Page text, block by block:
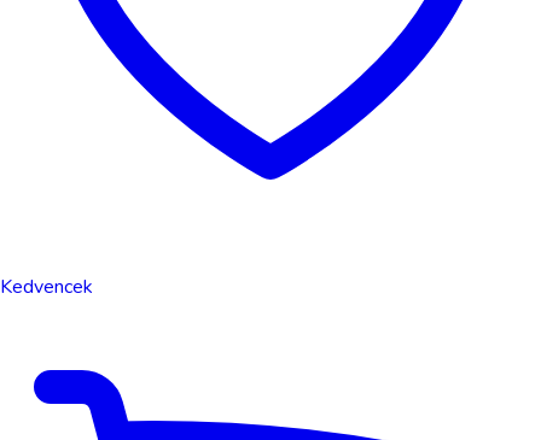
Kedvencek